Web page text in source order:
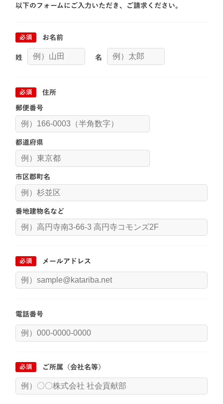
以下のフォームにご入力いただき、ご請求ください。
必須 お名前
姓 名
必須 住所
郵便番号
都道府県
市区郡町名
番地建物名など
必須 メールアドレス
電話番号
必須 ご所属（会社名等）